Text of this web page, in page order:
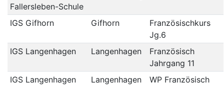
Fallersleben-Schule
IGS Gifhorn Gifhorn
Französischkurs
Jg.6
IGS Langenhagen
Langenhagen
Französisch
Jahrgang 11
IGS Langenhagen
Langenhagen
WP Französisch